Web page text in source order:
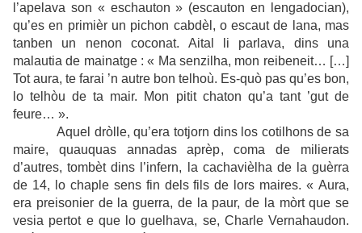
l’apelava son « eschauton » (escauton en lengadocian),
qu’es en primièr un pichon cabdèl, o escaut de lana, mas
tanben un nenon coconat. Aital li parlava, dins una
malautia de mainatge : « Ma senzilha, mon reibeneit… […]
Tot aura, te farai ’n autre bon telhoù. Es-quò pas qu’es bon,
lo telhòu de ta mair. Mon pitit chaton qu’a tant ’gut de
feure… ».
Aquel dròlle, qu’era totjorn dins los cotilhons de sa
maire, quauquas annadas aprèp, coma de milierats
d’autres, tombèt dins l’infern, la cachavièlha de la guèrra
de 14, lo chaple sens fin dels fils de lors maires. « Aura,
era preisonier de la guerra, de la paur, de la mòrt que se
vesia pertot e que lo guelhava, se, Charle Vernahaudon.